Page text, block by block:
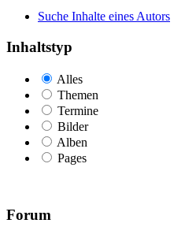
Suche Inhalte eines Autors
Inhaltstyp
Alles
Themen
Termine
Bilder
Alben
Pages
Forum